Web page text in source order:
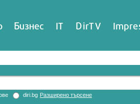
Бизнес IT DirTV
diri.bg Разширено търсене